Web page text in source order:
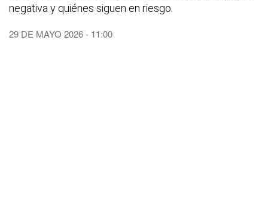
negativa y quiénes siguen en riesgo.
29 DE MAYO 2026 - 11:00